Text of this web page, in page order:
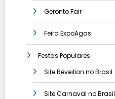
Geronto Fair
Feira ExpoAgas
Festas Populares
Site Réveillon no Brasil
Site Carnaval no Brasil